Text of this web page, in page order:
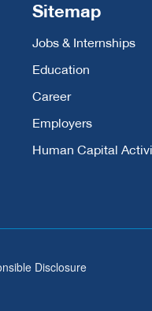
Sitemap
Jobs & Internships
Education
Career
Employers
Human Capital
Disclosure